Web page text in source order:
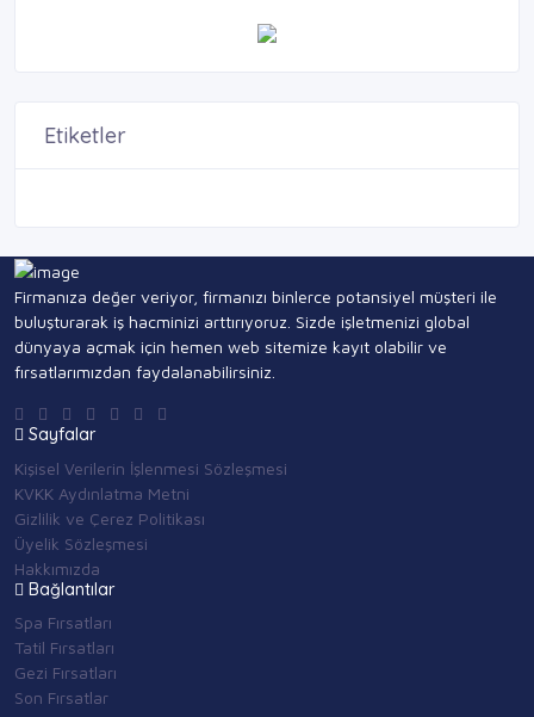
Etiketler
Firmanıza değer veriyor, firmanızı binlerce potansiyel müşteri ile
buluşturarak iş hacminizi arttırıyoruz. Sizde işletmenizi global
dünyaya açmak için hemen web sitemize kayıt olabilir ve
fırsatlarımızdan faydalanabilirsiniz.
Sayfalar
Kişisel Verilerin İşlenmesi Sözleşmesi
KVKK Aydınlatma Metni
Gizlilik ve Çerez Politikası
Üyelik Sözleşmesi
Hakkımızda
Bağlantılar
Spa Fırsatları
Tatil Fırsatları
Gezi Fırsatları
Son Fırsatlar